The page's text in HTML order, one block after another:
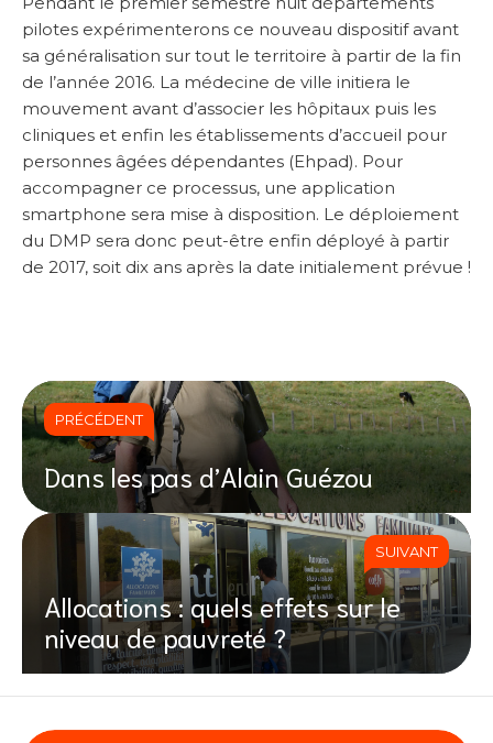
pilotes expérimenterons ce nouveau dispositif avant
sa généralisation sur tout le territoire à partir de la fin
de l’année 2016. La médecine de ville initiera le
mouvement avant d’associer les hôpitaux puis les
cliniques et enfin les établissements d’accueil pour
personnes âgées dépendantes (Ehpad). Pour
accompagner ce processus, une application
smartphone sera mise à disposition. Le déploiement
du DMP sera donc peut-être enfin déployé à partir
de 2017, soit dix ans après la date initialement prévue !
PRÉCÉDENT
Dans les pas d’Alain Guézou
SUIVANT
Allocations : quels effets sur le
niveau de pauvreté ?